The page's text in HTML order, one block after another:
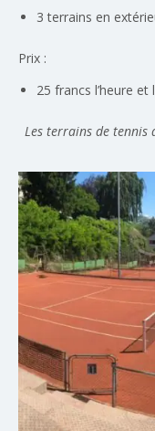
3 terrains en
Prix :
25 francs l’heure et
Les terrains de tennis